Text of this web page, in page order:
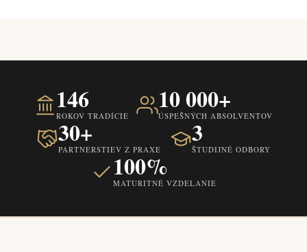
146
ROKOV TRADÍCIE
10 000+
ÚSPEŠNÝCH ABSOLVENTOV
30+
PARTNERSTIEV Z PRAXE
3
ŠTUDIJNÉ ODBORY
100%
MATURITNÉ VZDELANIE